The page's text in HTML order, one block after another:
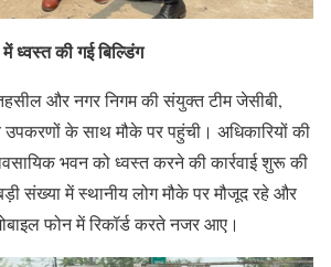
ध्वस्त की गई बिल्डिंग
और नगर निगम की संयुक्त टीम जेसीबी,
के साथ मौके पर पहुंची। अधिकारियों की
भवन को ध्वस्त करने की कार्रवाई शुरू की
संख्या में स्थानीय लोग मौके पर मौजूद रहे और
फोन में रिकॉर्ड करते नजर आए।